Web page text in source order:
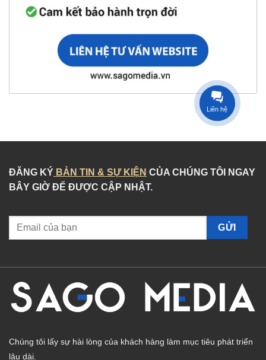
ĐĂNG KÝ BẢN TIN & SỰ KIỆN CỦA CHÚNG TÔI NGAY
BÂY GIỜ ĐỂ ĐƯỢC CẬP NHẬT.
Chúng tôi lấy sự hài lòng của khách hàng làm mục tiêu phát triển
lâu dài.
Liên hệ